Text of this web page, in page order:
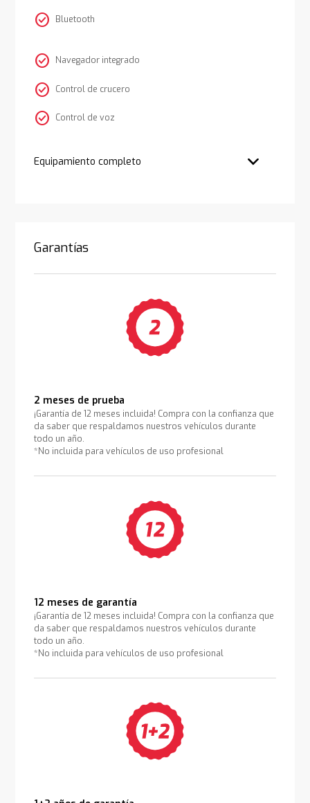
check_circle Bluetooth
check_circle Navegador integrado
check_circle Control de crucero
check_circle Control de voz
Equipamiento completo
Garantías
2 meses de prueba
¡Garantía de 12 meses incluida! Compra con la confianza que
da saber que respaldamos nuestros vehículos durante
todo un año.
*No incluida para vehículos de uso profesional
12 meses de garantía
¡Garantía de 12 meses incluida! Compra con la confianza que
da saber que respaldamos nuestros vehículos durante
todo un año.
*No incluida para vehículos de uso profesional